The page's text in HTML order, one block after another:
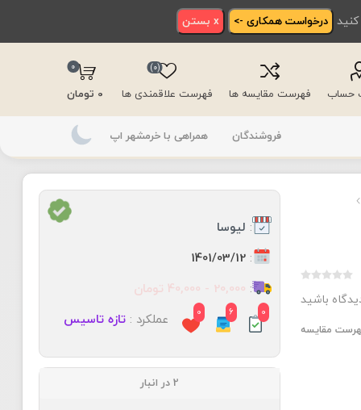
درخواست همکاری -> x بستن
حساب فهرست مقایسه ها فهرست علاقمندی ها
(0)
0
0 تومان
فروشندگان همراهی با خرمشهر اپ
باشید
مقایسه
: لیوسا
:
1401/03/12
: 20,000 - 40,000 تومان
0
6
0 عملکرد :تازه تاسیس
2 در انبار